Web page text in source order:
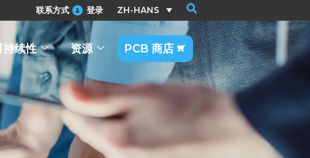
联系方式 登录 ZH-HANS
持续性 资源 PCB 商店